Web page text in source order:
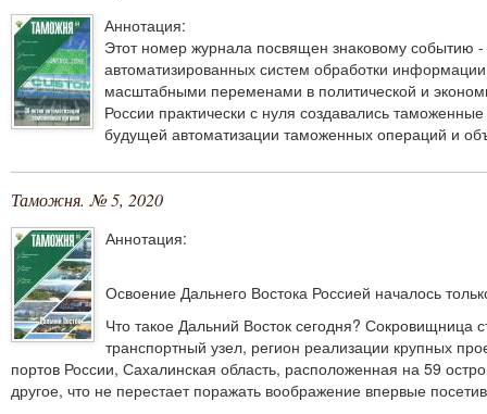
Аннотация:
Этот номер журнала посвящен знаковому событию
автоматизированных систем обработки
масштабными переменами в политической и
России практически с нуля создавались
будущей автоматизации таможенных операций и
Таможня. № 5, 2020
Аннотация:
Освоение Дальнего Востока Россией началось
Что такое Дальний Восток сегодня?
транспортный узел, регион реализации крупных
портов России, Сахалинская область, расположенная на 59
другое, что не перестает поражать воображение впервые